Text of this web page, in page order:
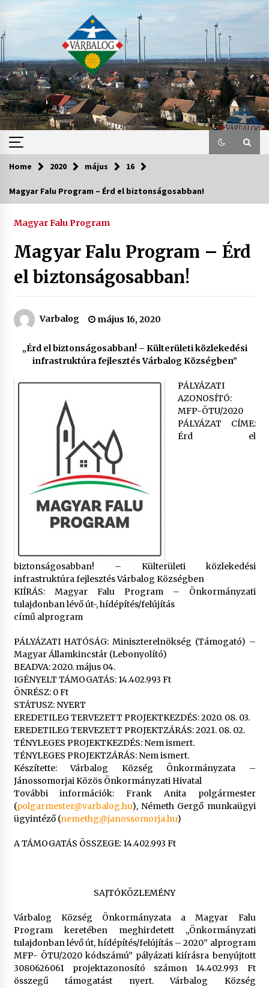
content
Home 2020 május 16
Magyar Falu Program – Érd el biztonságosabban!
Magyar Falu Program
Magyar Falu Program – Érd
el biztonságosabban!
Varbalog május 16, 2020
„Érd el biztonságosabban! – Külterületi közlekedési
infrastruktúra fejlesztés Várbalog Községben”
PÁLYÁZATI
AZONOSÍTÓ:
MFP-ÖTU/2020
PÁLYÁZAT CÍME:
Érd el
biztonságosabban! – Külterületi közlekedési
infrastruktúra fejlesztés Várbalog Községben
KIÍRÁS: Magyar Falu Program – Önkormányzati
tulajdonban lévő út-, hídépítés/felújítás
című alprogram
PÁLYÁZATI HATÓSÁG: Miniszterelnökség (Támogató) –
Magyar Államkincstár (Lebonyolító)
BEADVA: 2020. május 04.
IGÉNYELT TÁMOGATÁS: 14.402.993 Ft
ÖNRÉSZ: 0 Ft
STÁTUSZ: NYERT
EREDETILEG TERVEZETT PROJEKTKEZDÉS: 2020. 08. 03.
EREDETILEG TERVEZETT PROJEKTZÁRÁS: 2021. 08. 02.
TÉNYLEGES PROJEKTKEZDÉS: Nem ismert.
TÉNYLEGES PROJEKTZÁRÁS: Nem ismert.
Készítette: Várbalog Község Önkormányzata –
Jánossomorjai Közös Önkormányzati Hivatal
További információk: Frank Anita polgármester
(polgarmester@varbalog.hu), Németh Gergő munkaügyi
ügyintéző (nemethg@janossomorja.hu)
A TÁMOGATÁS ÖSSZEGE: 14.402.993 Ft
SAJTÓKÖZLEMÉNY
Várbalog Község Önkormányzata a Magyar Falu
Program keretében meghirdetett „Önkormányzati
tulajdonban lévő út, hídépítés/felújítás – 2020” alprogram
MFP- ÖTU/2020 kódszámú” pályázati kiírásra benyújtott
3080626061 projektazonosító számon 14.402.993 Ft
összegű támogatást nyert. Várbalog Község